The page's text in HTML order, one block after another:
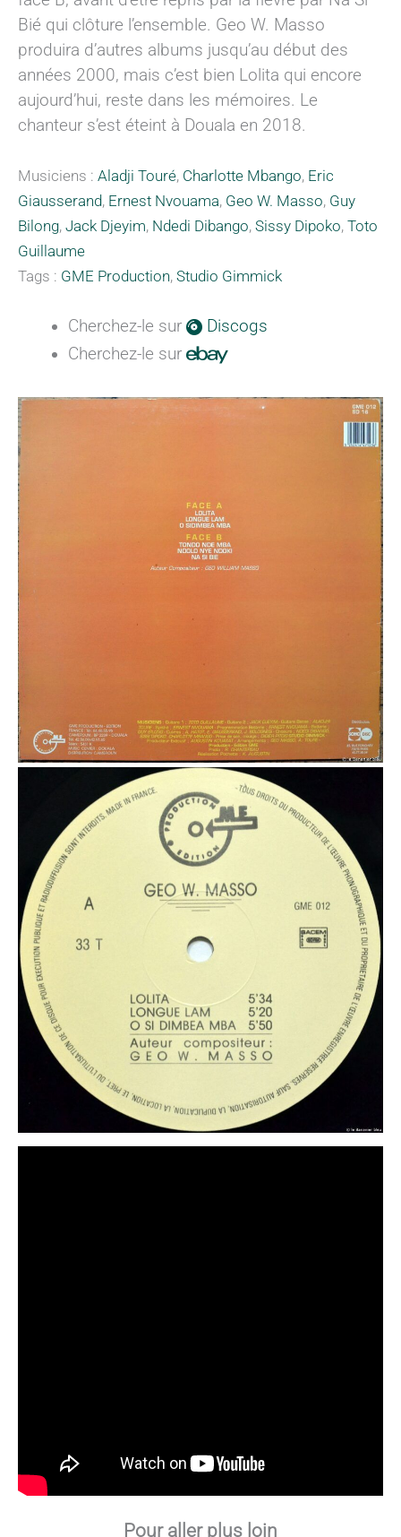
Bié qui clôture l’ensemble. Geo W. Masso
produira d’autres albums jusqu’au début des
années 2000, mais c’est bien Lolita qui encore
aujourd’hui, reste dans les mémoires. Le
chanteur s’est éteint à Douala en 2018.
Musiciens : Aladji Touré, Charlotte Mbango, Eric
Giausserand, Ernest Nvouama, Geo W. Masso, Guy
Bilong, Jack Djeyim, Ndedi Dibango, Sissy Dipoko, Toto
Guillaume
Tags : GME Production, Studio Gimmick
Cherchez-le sur
Discogs
Cherchez-le sur
Pour aller plus loin